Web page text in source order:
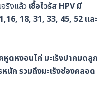
ริงแล้ว เชื้อไวรัส HPV มี
18, 31, 33, 45, 52 และ
หูดหงอนไก่ มะเร็งปากมดลูก
หนัก รวมถึงมะเร็งช่องคลอด